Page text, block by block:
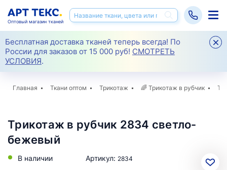
Бесплатная доставка тканей теперь всегда! По
России для заказов от 15 000 руб! СМОТРЕТЬ
УСЛОВИЯ.
Оптовый магазин тканей
Главная Ткани оптом Трикотаж 🌈 Трикотаж в рубчик
Трикотаж в рубчик 2834 светло-
бежевый
В наличии Артикул: 2834